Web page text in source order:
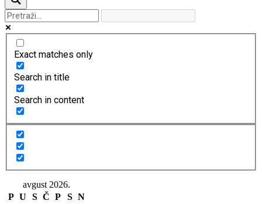
Exact matches only
Search in title
Search in content
avgust 2026.
P U S Č P S N